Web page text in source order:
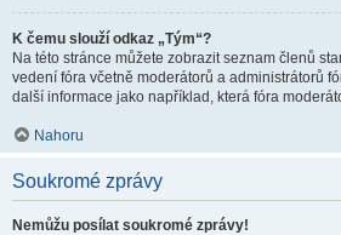
K čemu slouží odkaz „Tým“?
Na této stránce můžete zobrazit seznam členů
vedení fóra včetně moderátorů a administrátorů
další informace jako například, která fóra
Nahoru
Soukromé zprávy
Nemůžu posílat soukromé zprávy!